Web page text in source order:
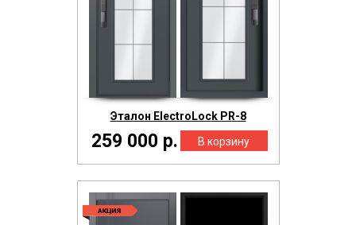
Эталон ElectroLock PR-8
259 000 р.